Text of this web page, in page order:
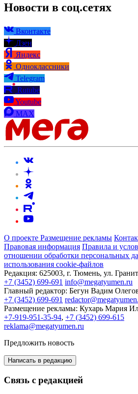
Новости в соц.сетях
Вконтакте
Дзен
Яндекс
Одноклассники
Telegram
Rutube
Youtube
MAX
О проекте Размещение рекламы
Правовая информация Правила и
отношении обработки персональных
использования cookie-файлов
Редакция: 625003, г. Тюмень, ул.
+7 (3452) 699-691 info@megatyumen.ru
Главный редактор: Бегун Вадим
+7 (3452) 699-691
Размещение рекламы: Кухарь Мария
+7-919-951-35-94, +7 (3452) 699-615
reklama@megatyumen.ru
Предложить новость
Написать в редакцию
Связь с редакцией